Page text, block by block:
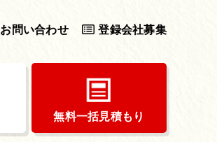
お問い合わせ 登録会社募集
無料一括見積もり